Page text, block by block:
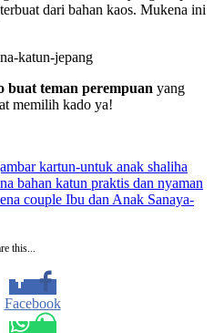
dari bahan kaos. Mukena ini
buat teman perempuan yang
memilih kado ya!
kartun-untuk anak shaliha
bahan katun praktis dan nyaman
couple Ibu dan Anak Sanaya-
this...
Facebook